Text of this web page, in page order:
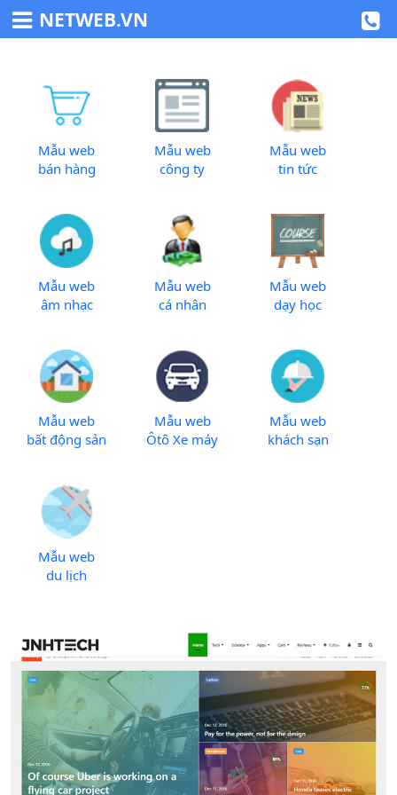
NETWEB.VN
Mẫu web
bán hàng
Mẫu web
công ty
Mẫu web
tin tức
Mẫu web
âm nhạc
Mẫu web
cá nhân
Mẫu web
dạy học
Mẫu web
bất động sản
Mẫu web
Ôtô Xe máy
Mẫu web
khách sạn
Mẫu web
du lịch